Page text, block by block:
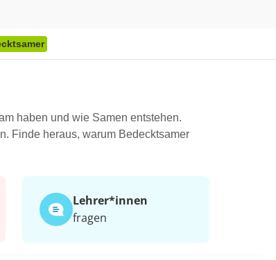
haben und wie Samen entstehen.
Finde heraus, warum Bedecktsamer
Lehrer*​innen
fragen